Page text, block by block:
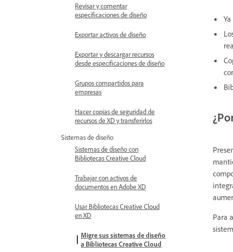
Revisar y comentar
especificaciones de diseño
Exportar activos de diseño
Exportar y descargar recursos
desde especificaciones de diseño
Grupos compartidos para
empresas
Hacer copias de seguridad de
recursos de XD y transferirlos
Sistemas de diseño
Sistemas de diseño con
Bibliotecas Creative Cloud
Trabajar con activos de
documentos en Adobe XD
Usar Bibliotecas Creative Cloud
en XD
Migre sus sistemas de diseño
a Bibliotecas Creative Cloud
Para